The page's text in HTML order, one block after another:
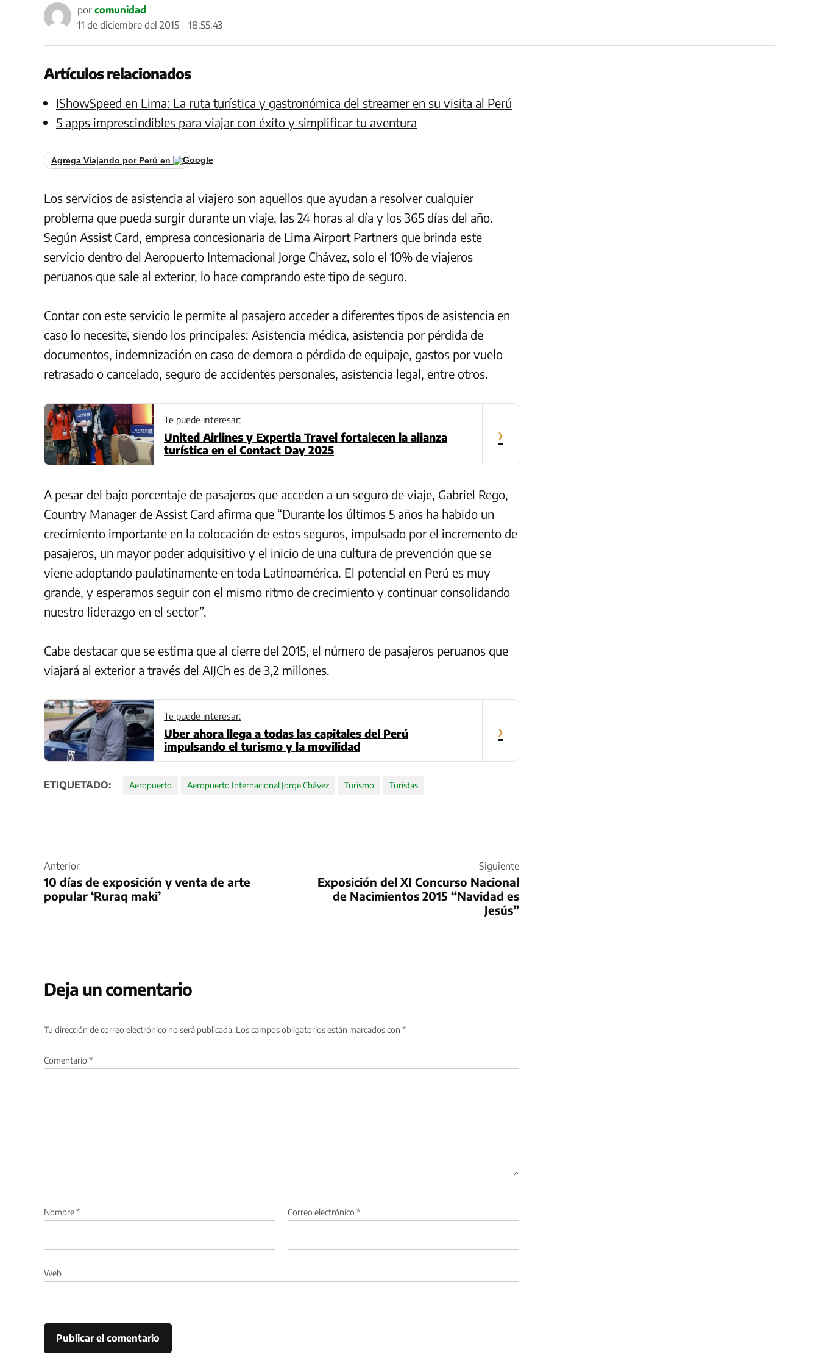
por comunidad
11 de diciembre del 2015 - 18:55:43
Artículos relacionados
IShowSpeed en Lima: La ruta turística y gastronómica del streamer en su visita al Perú
5 apps imprescindibles para viajar con éxito y simplificar tu aventura
Agrega Viajando por Perú en
Los servicios de asistencia al viajero son aquellos que ayudan a resolver cualquier
problema que pueda surgir durante un viaje, las 24 horas al día y los 365 días del año.
Según Assist Card, empresa concesionaria de Lima Airport Partners que brinda este
servicio dentro del Aeropuerto Internacional Jorge Chávez, solo el 10% de viajeros
peruanos que sale al exterior, lo hace comprando este tipo de seguro.
Contar con este servicio le permite al pasajero acceder a diferentes tipos de asistencia en
caso lo necesite, siendo los principales: Asistencia médica, asistencia por pérdida de
documentos, indemnización en caso de demora o pérdida de equipaje, gastos por vuelo
retrasado o cancelado, seguro de accidentes personales, asistencia legal, entre otros.
Te puede interesar:
United Airlines y Expertia Travel fortalecen la alianza
turística en el Contact Day 2025
›
A pesar del bajo porcentaje de pasajeros que acceden a un seguro de viaje, Gabriel Rego,
Country Manager de Assist Card afirma que “Durante los últimos 5 años ha habido un
crecimiento importante en la colocación de estos seguros, impulsado por el incremento de
pasajeros, un mayor poder adquisitivo y el inicio de una cultura de prevención que se
viene adoptando paulatinamente en toda Latinoamérica. El potencial en Perú es muy
grande, y esperamos seguir con el mismo ritmo de crecimiento y continuar consolidando
nuestro liderazgo en el sector”.
Cabe destacar que se estima que al cierre del 2015, el número de pasajeros peruanos que
viajará al exterior a través del AIJCh es de 3,2 millones.
Te puede interesar:
Uber ahora llega a todas las capitales del Perú
impulsando el turismo y la movilidad
›
ETIQUETADO: Aeropuerto Aeropuerto Internacional Jorge Chávez Turismo Turistas
de
entradas
Anterior
10 días de exposición y venta de arte
popular ‘Ruraq maki’
Siguiente
Exposición del XI Concurso Nacional
de Nacimientos 2015 “Navidad es
Jesús”
Deja un comentario
Tu dirección de correo electrónico no será publicada. Los campos obligatorios están marcados con *
Comentario *
Nombre* Correo electrónico *
Web